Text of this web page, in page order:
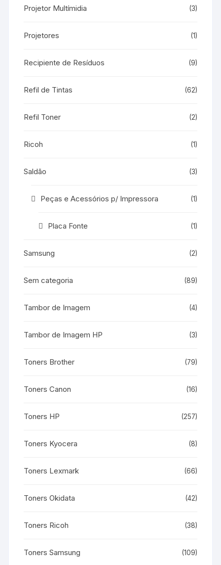
Projetor Multímidia (3)
Projetores (1)
Recipiente de Resíduos (9)
Refil de Tintas (62)
Refil Toner (2)
Ricoh (1)
Saldão (3)
Peças e Acessórios p/ Impressora (1)
Placa Fonte (1)
Samsung (2)
Sem categoria (89)
Tambor de Imagem (4)
Tambor de Imagem HP (3)
Toners Brother (79)
Toners Canon (16)
Toners HP (257)
Toners Kyocera (8)
Toners Lexmark (66)
Toners Okidata (42)
Toners Ricoh (38)
Toners Samsung (109)